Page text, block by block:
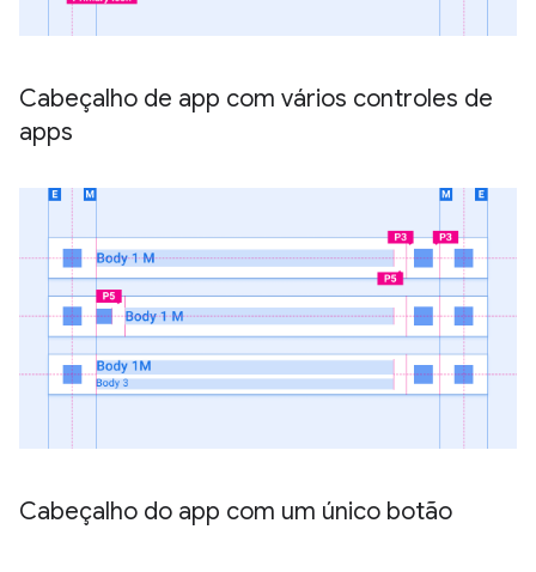
Cabeçalho de app com vários controles de
apps
Cabeçalho do app com um único botão